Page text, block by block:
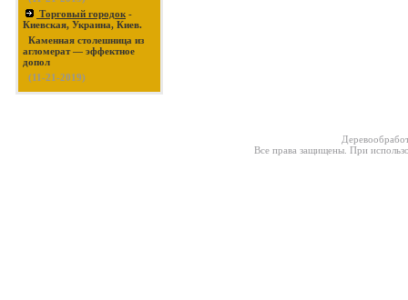
Торговый городок -
Киевская, Украина, Киев.
Каменная столешница из
агломерат — эффектное
допол
(11-21-2019)
Все права защищены. При